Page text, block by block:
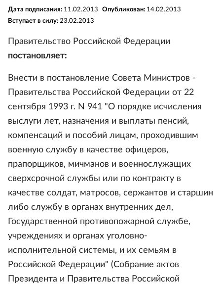
Дата подписания: 11.02.2013 Опубликован: 14.02.2013
Вступает в силу: 23.02.2013
Правительство Российской Федерации
постановляет:
Внести в постановление Совета Министров -
Правительства Российской Федерации от 22
сентября 1993 г. N 941 "О порядке исчисления
выслуги лет, назначения и выплаты пенсий,
компенсаций и пособий лицам, проходившим
военную службу в качестве офицеров,
прапорщиков, мичманов и военнослужащих
сверхсрочной службы или по контракту в
качестве солдат, матросов, сержантов и старшин
либо службу в органах внутренних дел,
Государственной противопожарной службе,
учреждениях и органах уголовно-
исполнительной системы, и их семьям в
Российской Федерации" (Собрание актов
Президента и Правительства Российской